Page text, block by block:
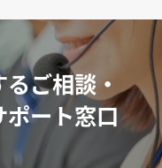
ご相談・
ート窓口